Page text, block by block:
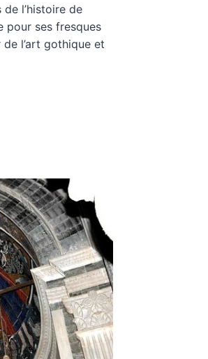
l’histoire de
pour ses fresques
l’art gothique et